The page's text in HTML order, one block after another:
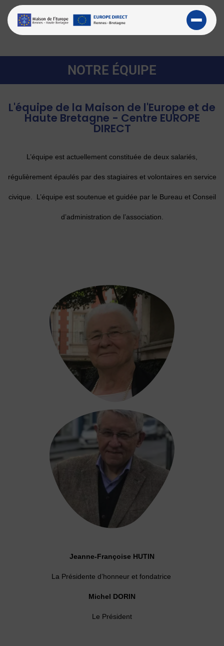
NOTRE ÉQUIPE
L'équipe de la Maison de l'Europe et de
Haute Bretagne - Centre EUROPE
DIRECT
L’équipe est actuellement constituée de deux salariés,
régulièrement épaulés par des stagiaires et volontaires en service
civique. L’équipe est soutenue et guidée par le Bureau et Conseil
d’administration de l’association.
Jeanne-Françoise HUTIN
La Présidente d’honneur et fondatrice
Michel DORIN
Le Président